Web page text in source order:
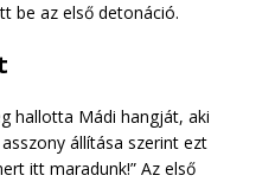
be az első detonáció.
hallotta Mádi hangját, aki
állítása szerint ezt
itt maradunk!” Az első